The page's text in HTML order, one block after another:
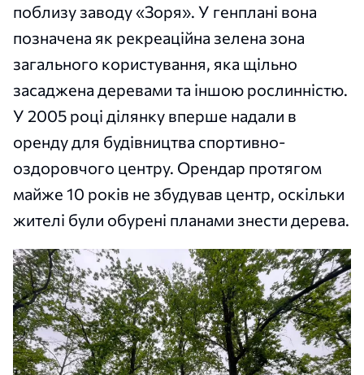
поблизу заводу «Зоря». У генплані вона
позначена як рекреаційна зелена зона
загального користування, яка щільно
засаджена деревами та іншою рослинністю.
У 2005 році ділянку вперше надали в
оренду для будівництва спортивно-
оздоровчого центру. Орендар протягом
майже 10 років не збудував центр, оскільки
жителі були обурені планами знести дерева.